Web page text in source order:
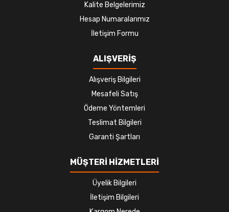
Kalite Belgelerimiz
Hesap Numaralarımız
İletişim Formu
ALIŞVERİŞ
Alışveriş Bilgileri
Mesafeli Satış
Ödeme Yöntemleri
Teslimat Bilgileri
Garanti Şartları
MÜŞTERİ HİZMETLERİ
Üyelik Bilgileri
İletişim Bilgileri